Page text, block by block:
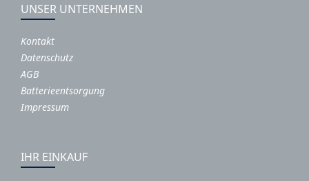
UNSER UNTERNEHMEN
Kontakt
Datenschutz
AGB
Batterieentsorgung
Impressum
IHR EINKAUF